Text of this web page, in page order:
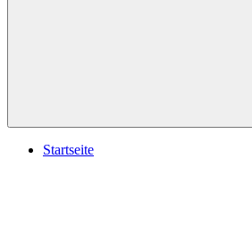
Startseite